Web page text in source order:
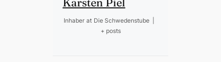
Inhaber at Die Schwedenstube
+ posts